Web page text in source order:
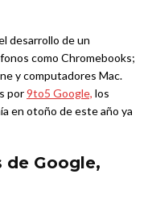
desarrollo de un
como Chromebooks;
y computadores Mac.
por9to5 Google, los
en otoño de este año ya
de Google,